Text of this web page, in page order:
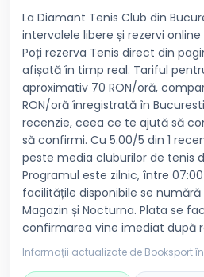
La Diamant Tenis Club din
intervalele libere și rezervi
Poți rezerva Tenis direct din
afișată în timp real. Tariful
aproximativ 70 RON/oră,
RON/oră înregistrată în
recenzie, ceea ce te ajută să
să confirmi. Cu 5.00/5 din 1
peste media cluburilor de tenis
Programul este zilnic, între 07:00
facilitățile disponibile se
Magazin și Nocturna. Plata se
confirmarea vine imediat după
Informații actualizate de Booksport în